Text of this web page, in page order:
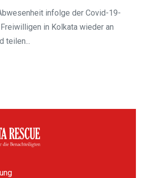
infolge der Covid-19-
in Kolkata wieder an